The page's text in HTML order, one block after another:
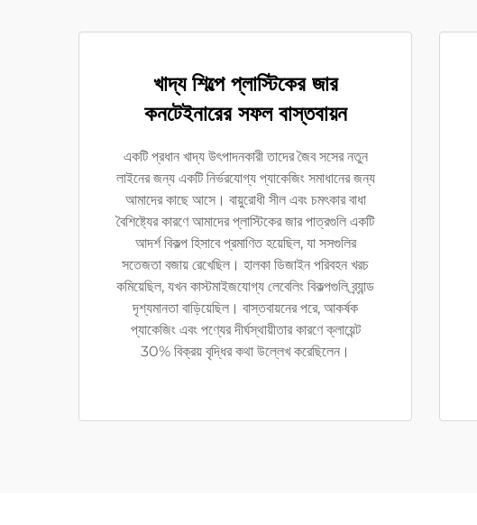
খাদ্য শিল্পে প্লাস্টিকের জার
কনটেইনারের সফল বাস্তবায়ন
একটি প্রধান খাদ্য উৎপাদনকারী তাদের জৈব সসের নতুন
লাইনের জন্য একটি নির্ভরযোগ্য প্যাকেজিং সমাধানের জন্য
আমাদের কাছে আসে। বায়ুরোধী সীল এবং চমৎকার বাধা
বৈশিষ্ট্যের কারণে আমাদের প্লাস্টিকের জার পাত্রগুলি একটি
আদর্শ বিকল্প হিসাবে প্রমাণিত হয়েছিল, যা সসগুলির
সতেজতা বজায় রেখেছিল। হালকা ডিজাইন পরিবহন খরচ
কমিয়েছিল, যখন কাস্টমাইজযোগ্য লেবেলিং বিকল্পগুলি ব্র্যান্ড
দৃশ্যমানতা বাড়িয়েছিল। বাস্তবায়নের পরে, আকর্ষক
প্যাকেজিং এবং পণ্যের দীর্ঘস্থায়ীতার কারণে ক্লায়েন্ট
30% বিক্রয় বৃদ্ধির কথা উল্লেখ করেছিলেন।